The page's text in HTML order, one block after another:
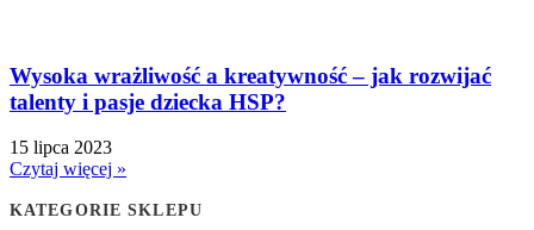
Wysoka wrażliwość a kreatywność – jak rozwijać
talenty i pasje dziecka HSP?
15 lipca 2023
Czytaj więcej »
KATEGORIE SKLEPU